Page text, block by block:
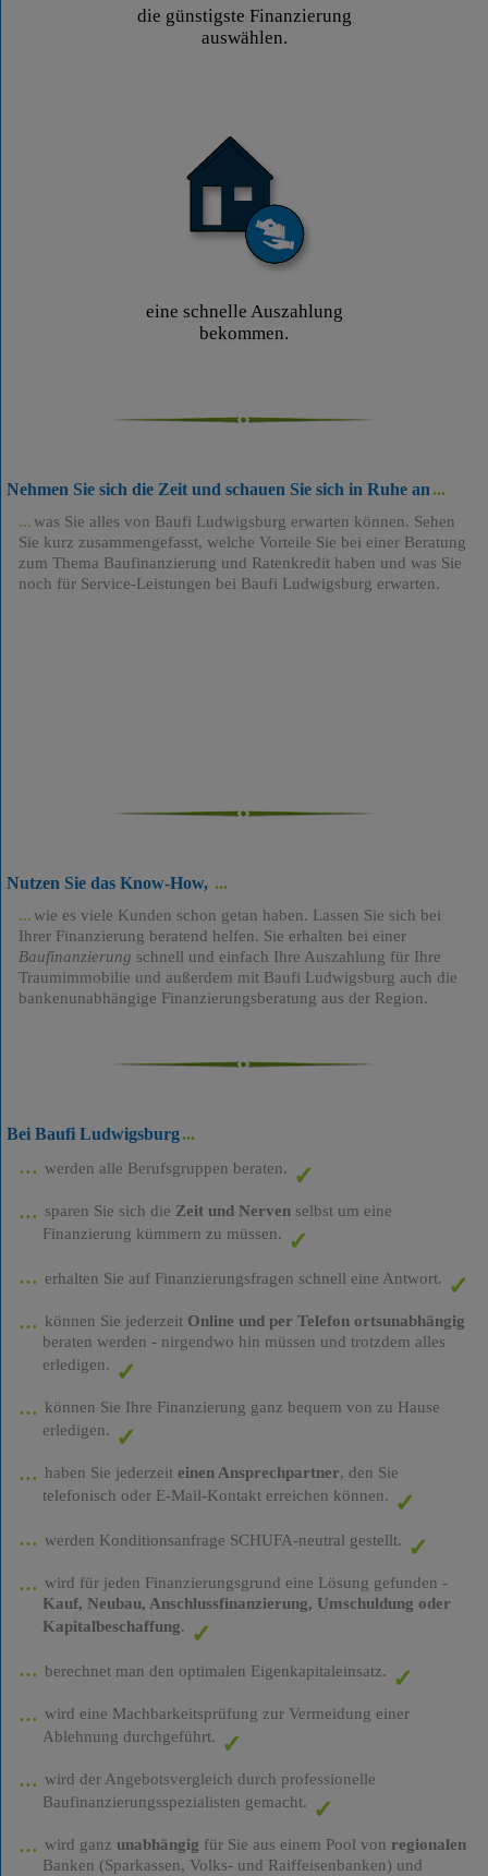
die günstigste Finanzierung
auswählen.
eine schnelle Auszahlung
bekommen.
Nehmen Sie sich die Zeit und schauen Sie sich in Ruhe an
was Sie alles von Baufi Ludwigsburg erwarten können. Sehen
Sie kurz zusammengefasst, welche Vorteile Sie bei einer Beratung
zum Thema Baufinanzierung und Ratenkredit haben und was Sie
noch für Service-Leistungen bei Baufi Ludwigsburg erwarten.
Nutzen Sie das Know-How,
wie es viele Kunden schon getan haben. Lassen Sie sich bei
Ihrer Finanzierung beratend helfen. Sie erhalten bei einer
Baufinanzierung schnell und einfach Ihre Auszahlung für Ihre
Traumimmobilie und außerdem mit Baufi Ludwigsburg auch die
bankenunabhängige Finanzierungsberatung aus der Region.
Bei Baufi Ludwigsburg
werden alle Berufsgruppen beraten.
sparen Sie sich die Zeit und Nervenselbst um eine
Finanzierung kümmern zu müssen.
erhalten Sie auf Finanzierungsfragen schnell eine Antwort.
können Sie jederzeit Online und per Telefon ortsunabhängig
beraten werden - nirgendwo hin müssen und trotzdem alles
erledigen.
können Sie Ihre Finanzierung ganz bequem von zu Hause
erledigen.
haben Sie jederzeit einen Ansprechpartner, den Sie
telefonisch oder E-Mail-Kontakt erreichen können.
werden Konditionsanfrage SCHUFA-neutral gestellt.
wird für jeden Finanzierungsgrund eine Lösung gefunden -
Kauf, Neubau, Anschlussfinanzierung, Umschuldung oder
Kapitalbeschaffung.
berechnet man den optimalen Eigenkapitaleinsatz.
wird eine Machbarkeitsprüfung zur Vermeidung einer
Ablehnung durchgeführt.
wird der Angebotsvergleich durch professionelle
Baufinanzierungsspezialisten gemacht.
wird ganz unabhängig für Sie aus einem Pool von regionalen
Banken (Sparkassen, Volks- und Raiffeisenbanken) und